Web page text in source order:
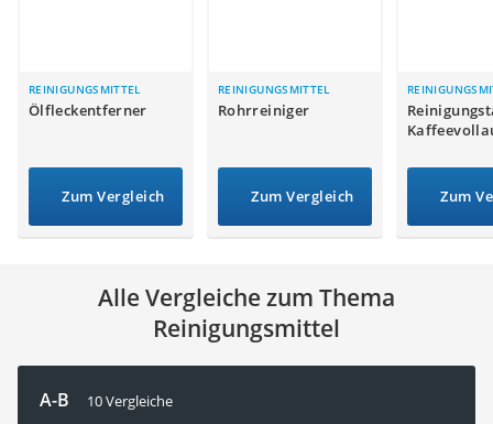
Massagegerät
Service
REINIGUNGSMITTEL
Ölfleckentferner
Zum Vergleich
REINIGUNGSMITTEL
Rohrreiniger
Zum Vergleich Zum
Alle Vergleiche zum Thema
Reinigungsmittel
A-B 10 Vergleiche